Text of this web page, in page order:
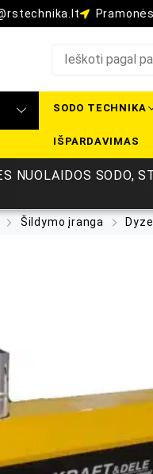
SODO TECHNIKA
IŠPARDAVIMAS
NUOLAIDOS SODO,
Šildymo įranga